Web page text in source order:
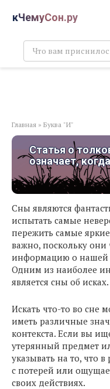
кЧемуСон.ру
Поиск:
Главная » Буква "И"
Статья о
означает,
Сны являются
испытать самые
пережить самые
важно, поскольку они
информацию о нашей
Одним из наиболее
является сны об исках.
Искать что-то во сне
иметь различные
контекста. Если вы
утерянный предмет
указывать на то, что
с потерей или
своих действиях.